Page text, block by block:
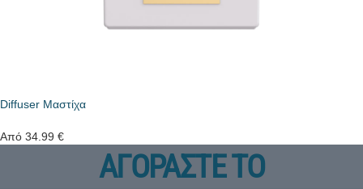
Diffuser Μαστίχα
Από 34.99 €
ΑΓΟΡΑΣΤΕ ΤΟ